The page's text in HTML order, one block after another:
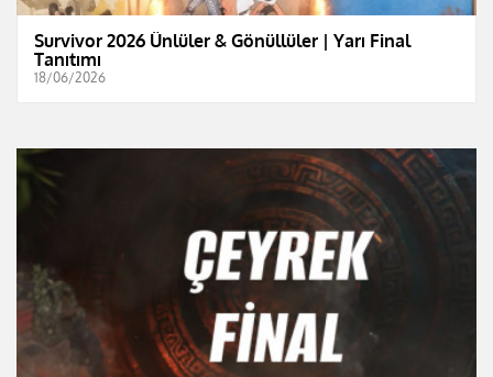
Survivor 2026 Ünlüler & Gönüllüler | Yarı Final
Tanıtımı
18/06/2026